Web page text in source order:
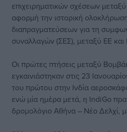
επιχειρηματικών σχέσεων
αφορμή την ιστορική
διαπραγματεύσεων για τη
συναλλαγών (ΣΕΣ), μεταξύ ΕΕ και
Οι πρώτες πτήσεις μεταξύ
εγκαινιάστηκαν στις 23
του πρώτου στην Ινδία
ενώ μία ημέρα μετά, η IndiGo
δρομολόγιο Αθήνα – Νέο Δελχί,